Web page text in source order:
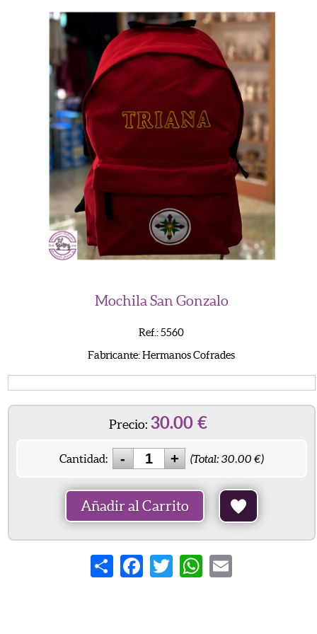
Añadir al Carrito
Mochila San Gonzalo
Ref.: 5560
Fabricante: Hermanos Cofrades
Precio: 30.00€
Cantidad: (Total:30.00 €)
Añadir al Carrito
Share FacebookTwitter WhatsApp